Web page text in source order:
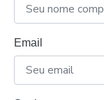
Email